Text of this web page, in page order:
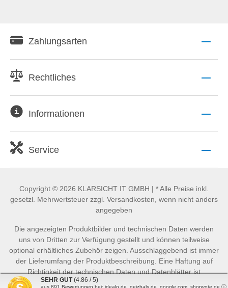
Zahlungsarten
Rechtliches
Informationen
Service
Copyright © 2026 KLARSICHT IT GMBH | * Alle Preise inkl.
gesetzl. Mehrwertsteuer zzgl. Versandkosten, wenn nicht anders
angegeben
Die angezeigten Produktbilder und technischen Daten werden
uns von Dritten zur Verfügung gestellt und können teilweise
optional erhältliches Zubehör zeigen. Ausschlaggebend ist immer
der Lieferumfang der Produktbeschreibung. Eine Haftung auf
Richtigkeit der technischen Daten und Datenblätter ist
ausgeschlossen.
SEHR GUT (4.86 / 5)
aus 891 Bewertungen bei: idealo.de, geizhals.de, google.com, shopvote.de ⓘ